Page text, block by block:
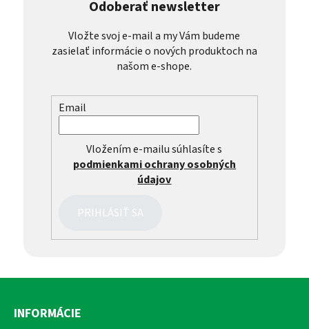
Odoberať newsletter
Vložte svoj e-mail a my Vám budeme
zasielať informácie o nových produktoch na
našom e-shope.
Email
Vložením e-mailu súhlasíte s
podmienkami ochrany osobných
údajov
PRIHLÁSIŤ SA
Z
INFORMÁCIE